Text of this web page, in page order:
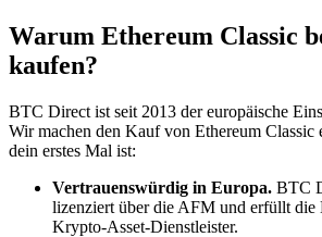
Warum Ethereum Classic
kaufen?
BTC Direct ist seit 2013 der europäische
Wir machen den Kauf von Ethereum Classic
dein erstes Mal ist:
Vertrauenswürdig in Europa. BTC
lizenziert über die AFM und erfüllt
Krypto-Asset-Dienstleister.